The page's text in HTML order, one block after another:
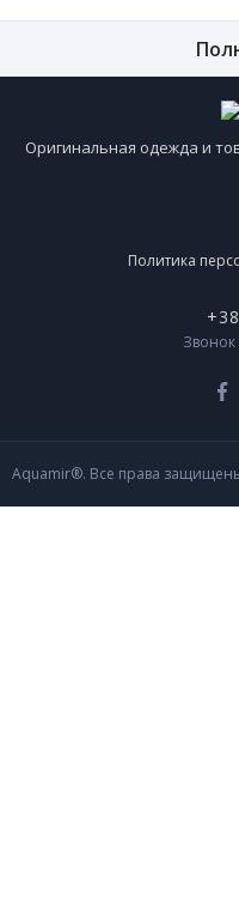
Оригинальная одежда и
Политика
Aquamir®. Все права